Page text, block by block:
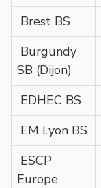
Brest BS
Burgundy
SB (Dijon)
EDHEC BS
EM Lyon BS
ESCP
Europe